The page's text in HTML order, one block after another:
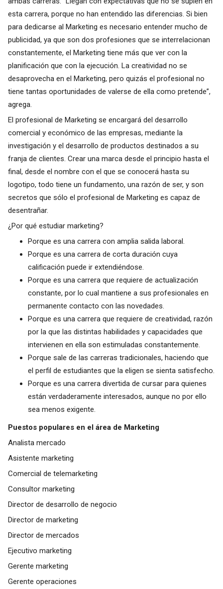
esta carrera, porque no han entendido las diferencias. Si bien
para dedicarse al Marketing es necesario entender mucho de
publicidad, ya que son dos profesiones que se interrelacionan
constantemente, el Marketing tiene más que ver con la
planificación que con la ejecución. La creatividad no se
desaprovecha en el Marketing, pero quizás el profesional no
tiene tantas oportunidades de valerse de ella como pretende”,
agrega.
El profesional de Marketing se encargará del desarrollo
comercial y económico de las empresas, mediante la
investigación y el desarrollo de productos destinados a su
franja de clientes. Crear una marca desde el principio hasta el
final, desde el nombre con el que se conocerá hasta su
logotipo, todo tiene un fundamento, una razón de ser, y son
secretos que sólo el profesional de Marketing es capaz de
desentrañar.
¿Por qué estudiar marketing?
Porque es una carrera con amplia salida laboral.
Porque es una carrera de corta duración cuya
calificación puede ir extendiéndose.
Porque es una carrera que requiere de actualización
constante, por lo cual mantiene a sus profesionales en
permanente contacto con las novedades.
Porque es una carrera que requiere de creatividad, razón
por la que las distintas habilidades y capacidades que
intervienen en ella son estimuladas constantemente.
Porque sale de las carreras tradicionales, haciendo que
el perfil de estudiantes que la eligen se sienta satisfecho.
Porque es una carrera divertida de cursar para quienes
están verdaderamente interesados, aunque no por ello
sea menos exigente.
Puestos populares en el área de Marketing
Analista mercado
Asistente marketing
Comercial de telemarketing
Consultor marketing
Director de desarrollo de negocio
Director de marketing
Director de mercados
Ejecutivo marketing
Gerente marketing
Gerente operaciones